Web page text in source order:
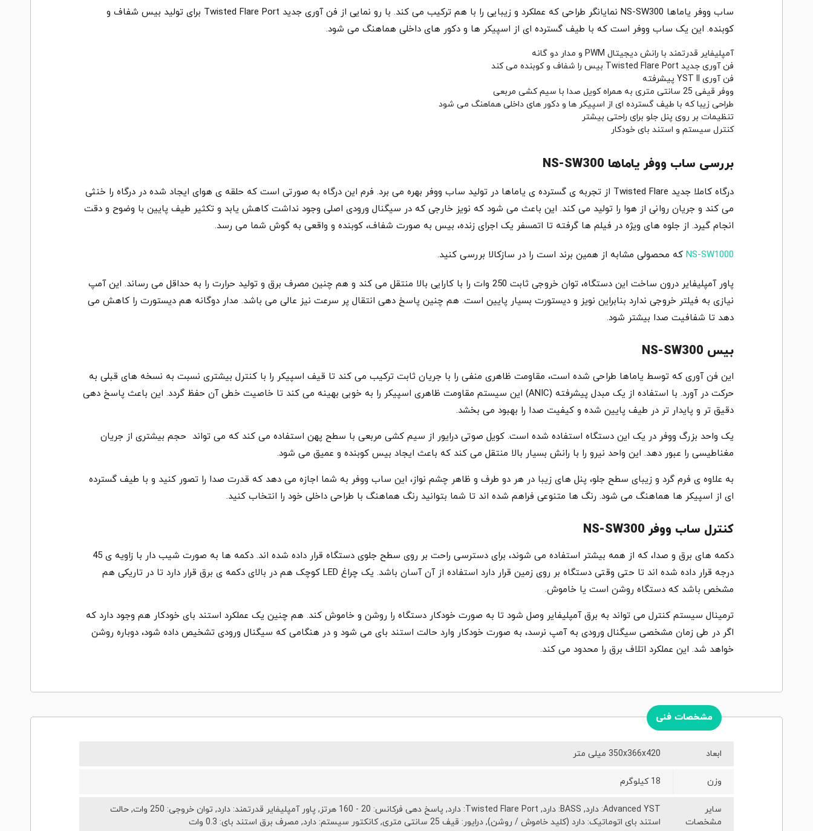
ساب ووفر یاماها NS-SW300 نمایانگر طراحی که عملکرد و زیبایی را با هم ترکیب می کند. با رو نمایی از فن آوری جدید Twisted Flare Port برای تولید بیس شفاف و
کوبنده. این یک ساب ووفر است که با طیف گسترده ای از اسپیکر ها و دکور های داخلی هماهنگ می شود.
آمپلیفایر قدرتمند با رانش دیجیتال PWM و مدار دو گانه
فن آوری جدید Twisted Flare Port بیس را شفاف و کوبنده می کند
فن آوری YST II پیشرفته
ووفر قیفی 25 سانتی متری به همراه کویل صدا با سیم کشی مربعی
طراحی زیبا که با طیف گسترده ای از اسپیکر ها و دکور های داخلی هماهنگ می شود
تنظیمات بر روی پنل جلو برای راحتی بیشتر
کنترل سیستم و استند بای خودکار
بررسی ساب ووفر یاماها NS-SW300
درگاه کاملا جدید Twisted Flare از تجربه ی گسترده ی یاماها در تولید ساب ووفر بهره می برد. فرم این درگاه به صورتی است که حلقه ی هوای ایجاد شده در درگاه را خنثی
می کند و جریان روانی از هوا را تولید می کند. این باعث می شود که نویز خارجی که در سیگنال ورودی اصلی وجود نداشت کاهش یابد و تکثیر طیف پایین با وضوح و دقت
انجام گیرد. از جلوه های ویژه در فیلم ها گرفته تا اتمسفر یک اجرای زنده، بیس به صورت شفاف، کوبنده و واقعی به گوش شما می رسد.
NS-SW1000که محصولی مشابه از همین برند است را در سازکالا بررسی کنید.
پاور آمپلیفایر درون ساخت این دستگاه، توان خروجی ثابت 250 وات را با کارایی بالا منتقل می کند و هم چنین مصرف برق و تولید حرارت را به حداقل می رساند. این آمپ
نیازی به فیلتر خروجی ندارد بنابراین نویز و دیستورت بسیار پایین است. هم چنین پاسخ دهی انتقال پر سرعت نیز عالی می باشد. مدار دوگانه هم دیستورت را کاهش می
دهد تا شفافیت صدا بیشتر شود.
بیس NS-SW300
این فن آوری که توسط یاماها طراحی شده است، مقاومت ظاهری منفی را با جریان ثابت ترکیب می کند تا قیف اسپیکر را با کنترل بیشتری نسبت به نسخه های قبلی به
حرکت در آورد. با استفاده از یک مبدل پیشرفته (ANIC) این سیستم مقاومت ظاهری اسپیکر را به خوبی بهینه می کند تا خاصیت خطی آن حفظ گردد. این باعث پاسخ دهی
دقیق تر و پایدار تر در طیف پایین شده و کیفیت صدا را بهبود می بخشد.
یک واحد بزرگ ووفر در یک این دستگاه استفاده شده است. کویل صوتی درایور از سیم کشی مربعی با سطح پهن استفاده می کند که می تواند حجم بیشتری از جریان
مغناطیسی را عبور دهد. این واحد نیرو را با رانش بسیار بالا منتقل می کند که باعث ایجاد بیس کوبنده و عمیق می شود.
به علاوه ی فرم گرد و زیبای سطح جلو، پنل های زیبا در هر دو طرف و ظاهر چشم نواز، این ساب ووفر به شما اجازه می دهد که قدرت صدا را تصور کنید و با طیف گسترده
ای از اسپیکر ها هماهنگ می شود. رنگ ها متنوعی فراهم شده اند تا شما بتوانید رنگ هماهنگ با طراحی داخلی خود را انتخاب کنید.
کنترل ساب ووفر NS-SW300
دکمه های برق و صدا، که از همه بیشتر استفاده می شوند، برای دسترسی راحت بر روی سطح جلوی دستگاه قرار داده شده اند. دکمه ها به صورت شیب دار با زاویه ی 45
درجه قرار داده شده اند تا حتی وقتی دستگاه بر روی زمین قرار دارد استفاده از آن آسان باشد. یک چراغ LED کوچک هم در بالای دکمه ی برق قرار دارد تا در تاریکی هم
مشخص باشد که دستگاه روشن است یا خاموش.
ترمینال سیستم کنترل می تواند به برق آمپلیفایر وصل شود تا به صورت خودکار دستگاه را روشن و خاموش کند. هم چنین یک عملکرد استند بای خودکار هم وجود دارد که
اگر در طی زمان مشخصی سیگنال ورودی به آمپ نرسد، به صورت خودکار وارد حالت استند بای می شود و در هنگامی که سیگنال ورودی تشخیص داده شود، دوباره روشن
خواهد شد. این عملکرد اتلاف برق را محدود می کند.
مشخصات فنی
ابعاد 350x366x420 میلی متر
وزن 18 کیلوگرم
سایر
مشخصات
Advanced YST: دارد, BASS: دارد, Twisted Flare Port: دارد, پاسخ دهی فرکانس: 20 - 160 هرتز, پاور آمپلیفایر قدرتمند: دارد, توان خروجی: 250 وات, حالت
استند بای اتوماتیک: دارد (کلید خاموش / روشن), درایور: قیف 25 سانتی متری, کانکتور سیستم: دارد, مصرف برق استند بای: 0.3 وات